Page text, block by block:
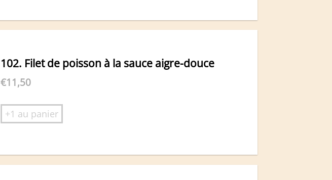
102. Filet de poisson à la sauce aigre-douce
€11,50
+1 au panier